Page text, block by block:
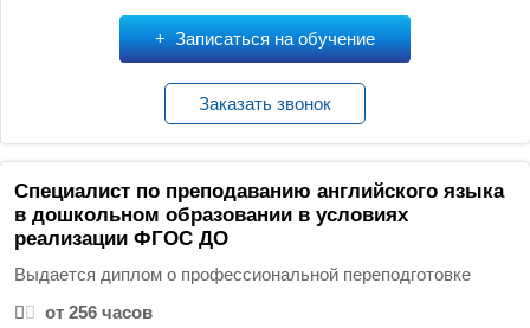
Записаться на обучение
Заказать звонок
Специалист по преподаванию английского языка
в дошкольном образовании в условиях
реализации ФГОС ДО
Выдается диплом о профессиональной переподготовке
от 256 часов